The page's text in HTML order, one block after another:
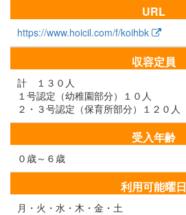
URL
https://www.hoicil.com/f/koihbk
収容定員
計 １３０人
１号認定（幼稚園部分）１０人
２・３号認定（保育所部分）１２０人
受入年齢
０歳～６歳
利用可能曜日
月・火・水・木・金・土